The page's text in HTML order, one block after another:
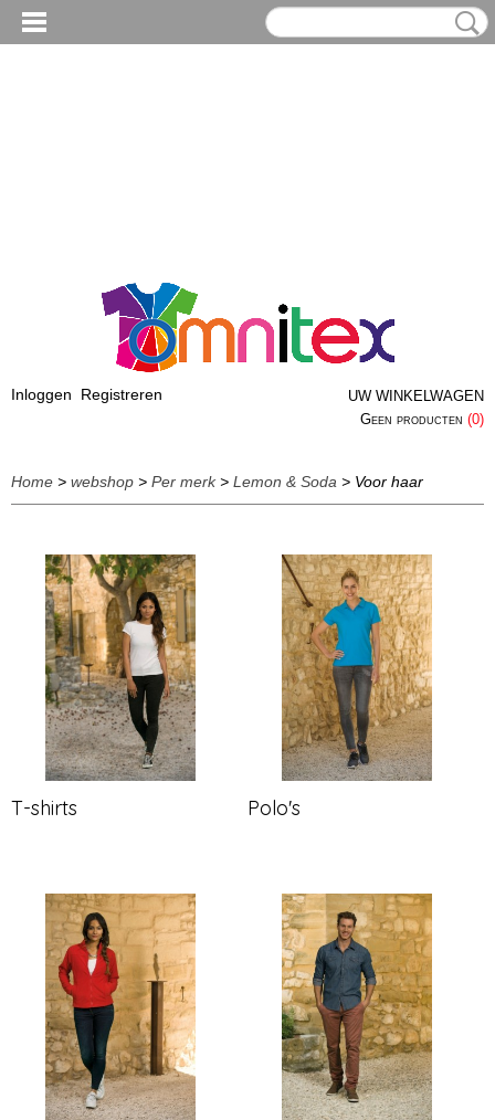
Inloggen Registreren
UW WINKELWAGEN
Geen producten (0)
Home > webshop > Per merk> Lemon & Soda > Voor haar
T-shirts Polo's